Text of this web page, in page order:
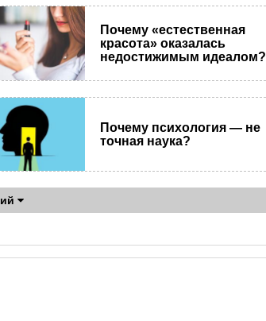
Почему «естественная
красота» оказалась
недостижимым идеалом?
Почему психология — не
точная наука?